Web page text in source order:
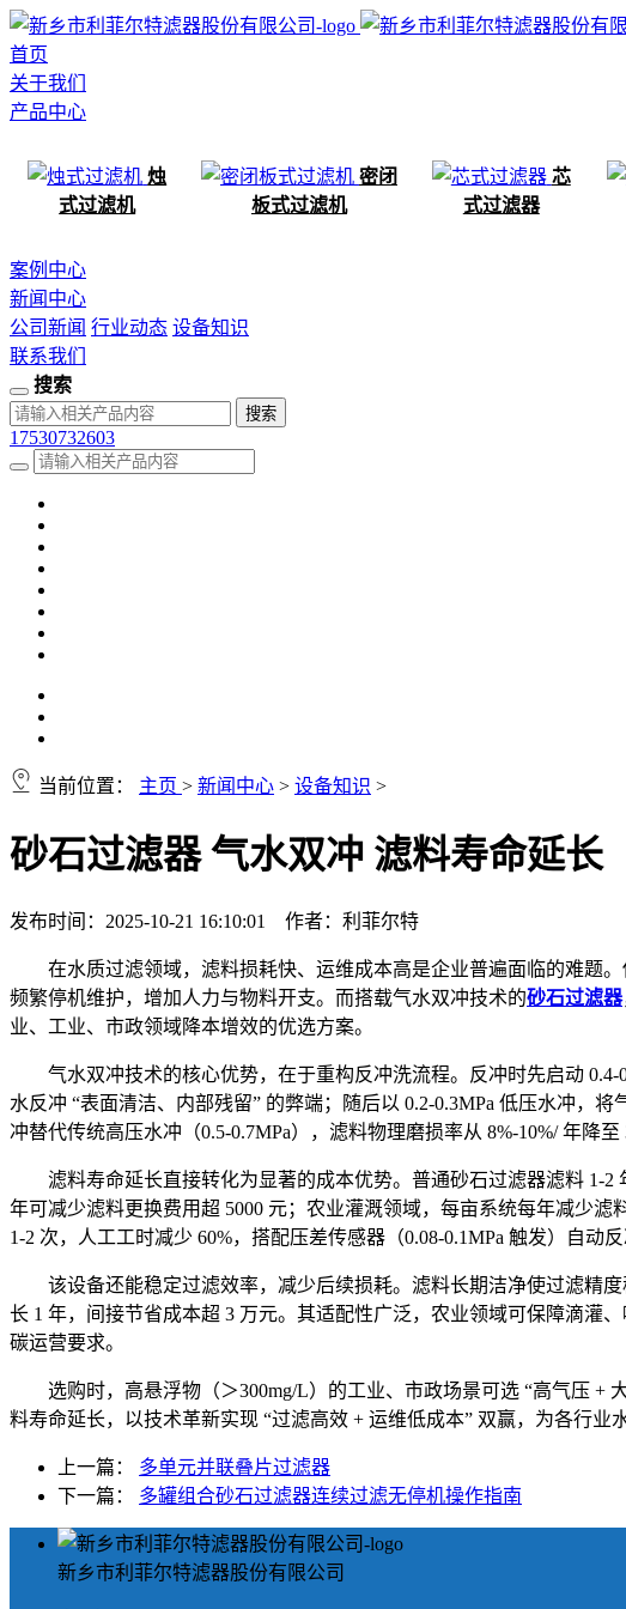
首页
关于我们
产品中心
烛
式过滤机
密闭
板式过滤机
芯
式过滤器
案例中心
新闻中心
公司新闻 行业动态 设备知识
联系我们
搜索
17530732603
当前位置： 主页 > 新闻中心 > 设备知识 >
砂石过滤器 气水双冲 滤料寿命延长
发布时间：2025-10-21 16:10:01 作者：利菲尔特
在水质过滤领域，滤料损耗快、运维成本高是企业普遍面临的难题
频繁停机维护，增加人力与物料开支。而搭载气水双冲技术的砂石过滤器
业、工业、市政领域降本增效的优选方案。
气水双冲技术的核心优势，在于重构反冲洗流程。反冲时先启动
水反冲 “表面清洁、内部残留” 的弊端；随后以 0.2-0.3MPa 低压水冲，
冲替代传统高压水冲（0.5-0.7MPa），滤料物理磨损率从 8%-10%/ 年降
滤料寿命延长直接转化为显著的成本优势。普通砂石过滤器滤料 1-
年可减少滤料更换费用超 5000 元；农业灌溉领域，每亩系统每年减少
1-2 次，人工工时减少 60%，搭配压差传感器（0.08-0.1MPa 触发）自动
该设备还能稳定过滤效率，减少后续损耗。滤料长期洁净使过滤精
长 1 年，间接节省成本超 3 万元。其适配性广泛，农业领域可保障滴灌
碳运营要求。
选购时，高悬浮物（＞300mg/L）的工业、市政场景可选 “高气压 +
料寿命延长，以技术革新实现 “过滤高效 + 运维低成本” 双赢，为各行业
上一篇： 多单元并联叠片过滤器
下一篇： 多罐组合砂石过滤器连续过滤无停机操作指南
新乡市利菲尔特滤器股份有限公司